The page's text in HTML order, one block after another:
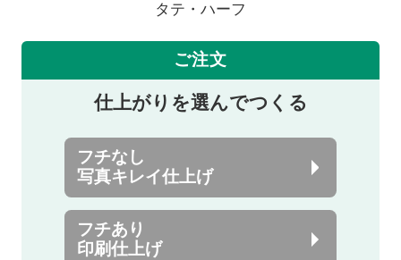
タテ・ハーフ
ご注文
仕上がりを選んでつくる
フチなし
写真キレイ仕上げ
フチあり
印刷仕上げ